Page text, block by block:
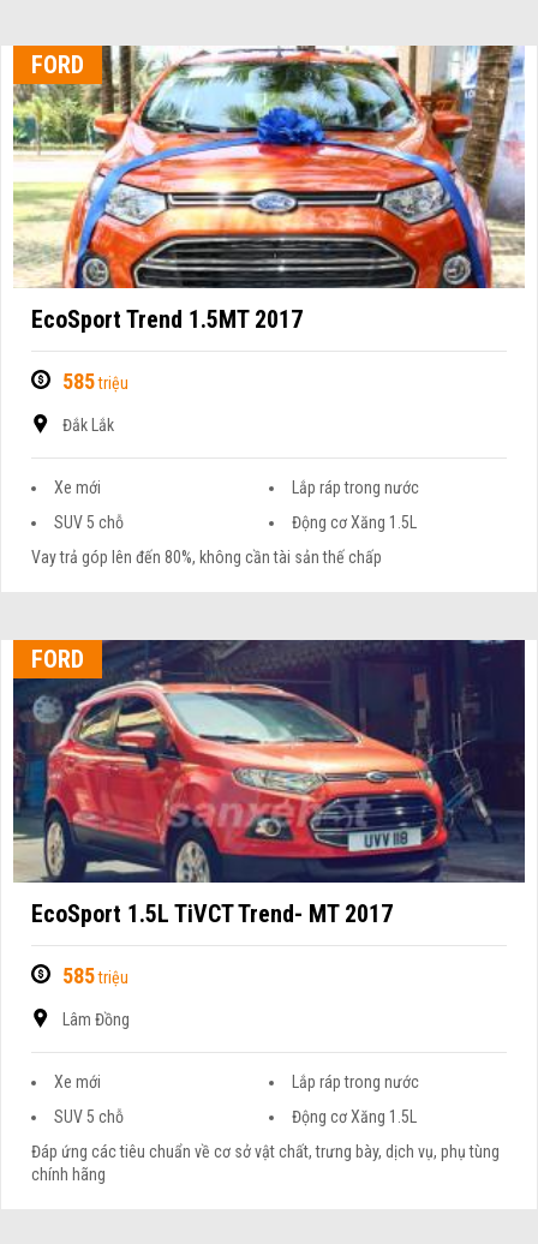
FORD
EcoSport Trend 1.5MT 2017
585triệu
Đắk Lắk
Xe mới
Lắp ráp trong nước
SUV 5 chỗ
Động cơ Xăng 1.5L
Vay trả góp lên đến 80%, không cần tài sản thế chấp
FORD
EcoSport 1.5L TiVCT Trend- MT 2017
585triệu
Lâm Đồng
Xe mới
Lắp ráp trong nước
SUV 5 chỗ
Động cơ Xăng 1.5L
Đáp ứng các tiêu chuẩn về cơ sở vật chất, trưng bày, dịch vụ, phụ tùng
chính hãng